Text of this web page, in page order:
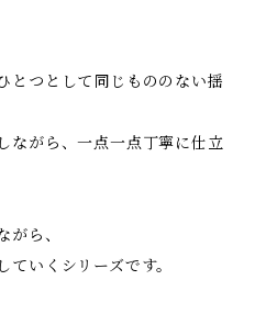
とつとして同じもののない揺
ながら、一点一点丁寧に仕立
がら、
いくシリーズです。